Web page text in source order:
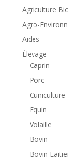
Agriculture
Agro-
Aides
Élevage
Caprin
Porc
Cuniculture
Equin
Volaille
Bovin
Bovin